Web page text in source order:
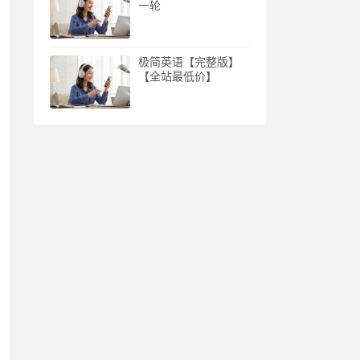
一轮
极简英语【完整版】
【全站最低价】